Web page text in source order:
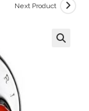
Next Product